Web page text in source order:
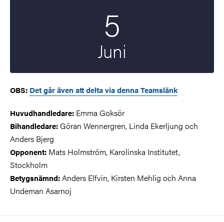
5
Juni
OBS: Det går även att delta via denna Teamslänk
Huvudhandledare: Emma Goksör
Bihandledare:Göran Wennergren, Linda Ekerljung och
Anders Bjerg
Opponent: Mats Holmström, Karolinska Institutet,
Stockholm
Betygsnämnd:Anders Elfvin, Kirsten Mehlig och Anna
Undeman Asarnoj